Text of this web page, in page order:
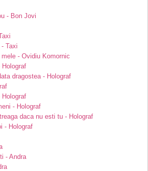
- Bon Jovi
Taxi
- Ovidiu Komornic
dragostea - Holograf
- Holograf
daca nu esti tu - Holograf
- Holograf
- Andra